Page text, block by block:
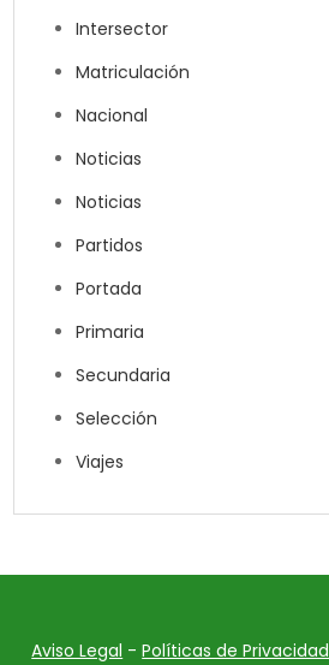
Intersector
Matriculación
Nacional
Noticias
Noticias
Partidos
Portada
Primaria
Secundaria
Selección
Viajes
Aviso Legal -Políticas de Privacidad